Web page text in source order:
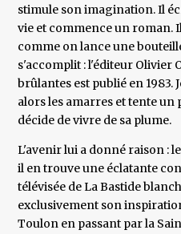
stimule son imagination. Il
vie et commence un roman.
comme on lance une
s'accomplit : l'éditeur Olivier
brûlantes est publié en
alors les amarres et tente un
décide de vivre de sa plume.
L'avenir lui a donné raison :
il en trouve une éclatante
télévisée de La Bastide
exclusivement son
Toulon en passant par la